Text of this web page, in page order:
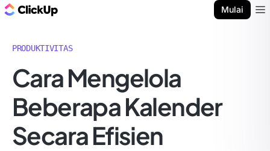
Mulai
PRODUKTIVITAS
Cara Mengelola
Beberapa Kalender
Secara Efisien